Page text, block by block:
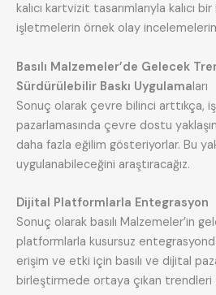
kalıcı kartvizit tasarımlarıyla kalıcı
işletmelerin örnek olay
Basılı Malzemeler’de Gelecek
Sürdürülebilir Baskı Uygulamaları
Sonuç olarak çevre bilinci arttıkça,
pazarlamasında çevre dostu
daha fazla eğilim gösteriyorlar. Bu
uygulanabileceğini araştıracağız.
Dijital Platformlarla Entegrasyon
Sonuç olarak basılı Malzemeler’in
platformlarla kusursuz
erişim ve etki için basılı ve dijital
birleştirmede ortaya çıkan trendleri